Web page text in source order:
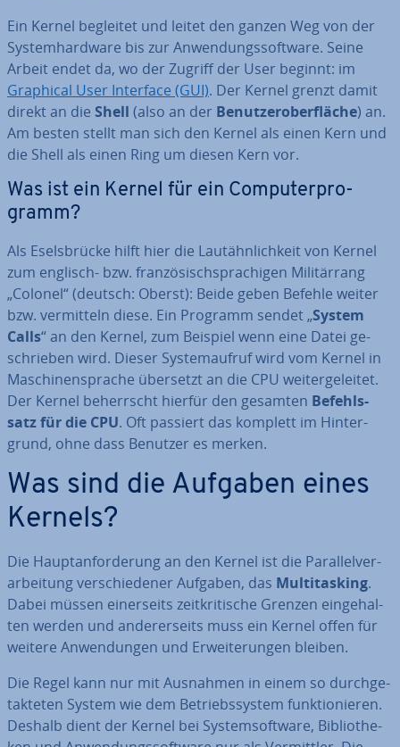
Ein Kernel begleitet und leitet den ganzen Weg von der
Sys­tem­hard­ware bis zur An­wen­dungs­soft­ware. Seine
Arbeit endet da, wo der Zugriff der User beginnt: im
Graphical User Interface (GUI). Der Kernel grenzt damit
direkt an die Shell (also an der Be­nut­zer­ober­flä­che) an.
Am besten stellt man sich den Kernel als einen Kern und
die Shell als einen Ring um diesen Kern vor.
Was ist ein Kernel für ein Com­pu­ter­pro­
gramm?
Als Esels­brü­cke hilft hier die Laut­ähn­lich­keit von Kernel
zum englisch- bzw. fran­zö­sisch­spra­chi­gen Mi­li­tär­rang
„Colonel“ (deutsch: Oberst): Beide geben Befehle weiter
bzw. ver­mit­teln diese. Ein Programm sendet „System
Calls“ an den Kernel, zum Beispiel wenn eine Datei ge­
schrie­ben wird. Dieser Sys­tem­auf­ruf wird vom Kernel in
Ma­schi­nen­spra­che übersetzt an die CPU wei­ter­ge­lei­tet.
Der Kernel be­herrscht hierfür den gesamten Be­fehls­
satz für die CPU. Oft passiert das komplett im Hin­ter­
grund, ohne dass Benutzer es merken.
Was sind die Aufgaben eines
Kernels?
Die Haupt­an­for­de­rung an den Kernel ist die Par­al­lel­ver­
ar­bei­tung ver­schie­de­ner Aufgaben, das Mul­ti­tas­king.
Dabei müssen ei­ner­seits zeit­kri­ti­sche Grenzen ein­ge­hal­
ten werden und an­de­rer­seits muss ein Kernel offen für
weitere An­wen­dun­gen und Er­wei­te­run­gen bleiben.
Die Regel kann nur mit Ausnahmen in einem so durch­ge­
tak­te­ten System wie dem Be­triebs­sys­tem funk­tio­nie­ren.
Deshalb dient der Kernel bei Sys­tem­soft­ware, Bi­blio­the­